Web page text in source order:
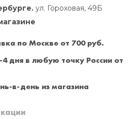
ул. Гороховая, 49Б
по Москве от 700 руб.
дня в любую точку России от
в-день из магазина